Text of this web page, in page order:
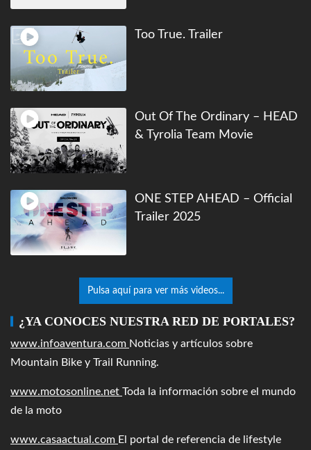
Too True. Trailer
Out Of The Ordinary – HEAD
& Tyrolia Team Movie
ONE STEP AHEAD – Official
Trailer 2025
Pulsa aquí para ver más videos...
¿YA CONOCES NUESTRA RED DE PORTALES?
www.infoaventura.com Noticias y artículos sobre
Mountain Bike y Trail Running.
www.motosonline.net Toda la información sobre el mundo
de la moto
www.casaactual.com El portal de referencia de lifestyle